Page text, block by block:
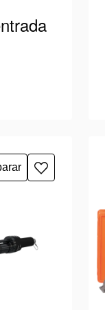
e
a …Adicionar
à